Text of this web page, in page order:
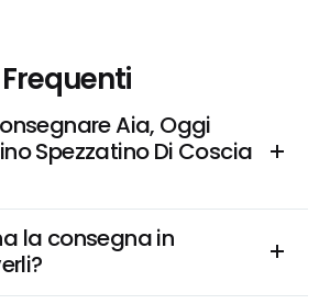
Aia, Oggi
Spezzatino Di Coscia
la consegna in